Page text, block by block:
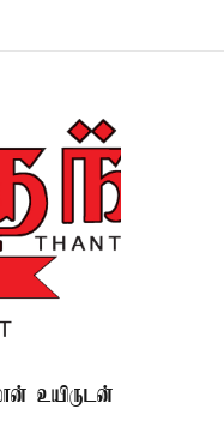
உயிருடன்